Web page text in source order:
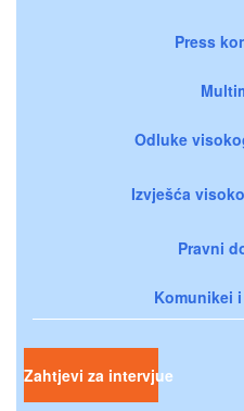
Press
Odluke
Izvješća
Pravni
Komunikei
Zahtjevi za intervjue